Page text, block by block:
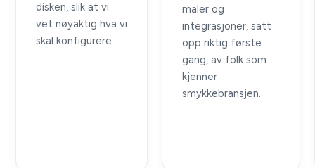
disken, slik at vi
vet nøyaktig hva vi
skal konfigurere.
maler og
integrasjoner, satt
opp riktig første
gang, av folk som
kjenner
smykkebransjen.